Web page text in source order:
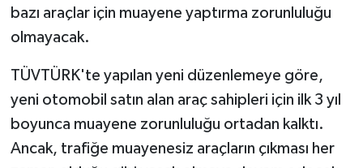
bazı araçlar için muayene yaptırma zorunluluğu
olmayacak.
TÜVTÜRK'te yapılan yeni düzenlemeye göre,
yeni otomobil satın alan araç sahipleri için ilk 3 yıl
boyunca muayene zorunluluğu ortadan kalktı.
Ancak, trafiğe muayenesiz araçların çıkması her